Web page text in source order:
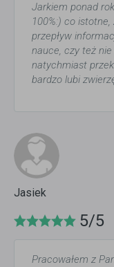
Jarkiem ponad
100%:) co
przepływ
nauce, czy też
natychmiast
bardzo lubi
Jasiek
5/5
Pracowałem z